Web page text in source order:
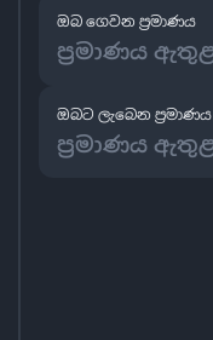
ඔබ ගෙවන ප්‍රමාණය
ඔබට ලැබෙන ප්‍රමාණය